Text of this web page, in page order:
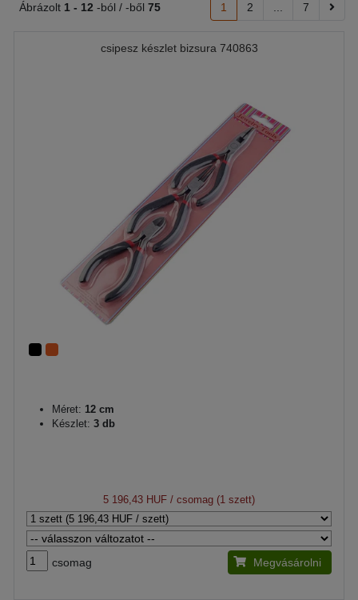
Ábrázolt 1 - 12 -ból / -ből 75 1 2 7
csipesz készlet bizsura 740863
Méret: 12 cm
Készlet: 3 db
5 196,43 HUF / csomag (1 szett)
csomag Megvásárolni